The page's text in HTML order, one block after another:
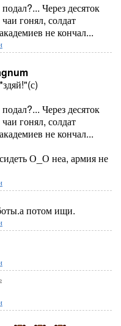
Через десяток
гонял, солдат
не кончал...
Через десяток
гонял, солдат
не кончал...
О_О неа, армия не
потом ищи.